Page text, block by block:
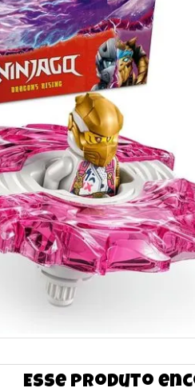
Esse produto